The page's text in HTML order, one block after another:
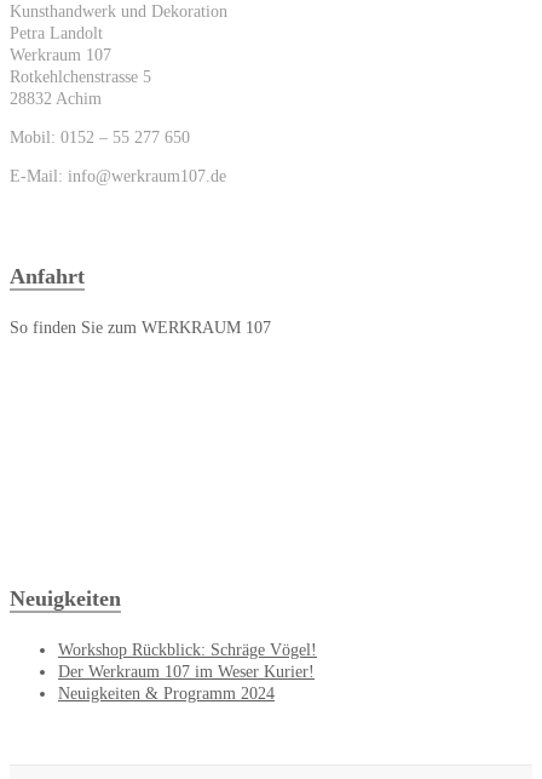
Kunsthandwerk und Dekoration
Petra Landolt
Werkraum 107
Rotkehlchenstrasse 5
28832 Achim
Mobil: 0152 – 55 277 650
E-Mail: info@werkraum107.de
Anfahrt
So finden Sie zum WERKRAUM 107
Neuigkeiten
Workshop Rückblick: Schräge Vögel!
Der Werkraum 107 im Weser Kurier!
Neuigkeiten & Programm 2024